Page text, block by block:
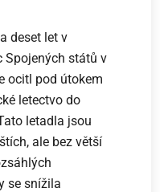
deset let v
Spojených států v
ocitl pod útokem
letectvo do
letadla jsou
ale bez větší
se snížila